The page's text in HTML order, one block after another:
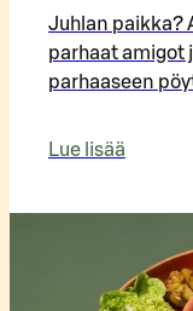
Juhlan paikka?
parhaat amigot
parhaaseen
Lue lisää